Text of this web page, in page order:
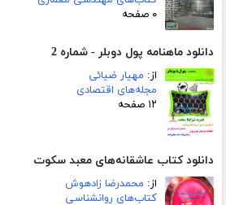
۰ صفحه
دانلود ماهنامه پول دوبلر - شماره 2
از: مهیار ضیائی
مجله‌های اقتصادی
۱۲ صفحه
دانلود کتاب عاشقانه‌های معبد سکوت
از: محمدرضا زادهوش
کتاب‌های روانشناسی